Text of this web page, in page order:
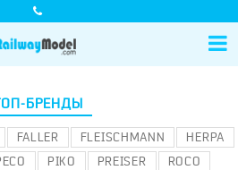
БРЕНДЫ
FALLER FLEISCHMANN
HERPA
PIKO PREISER
ROCO